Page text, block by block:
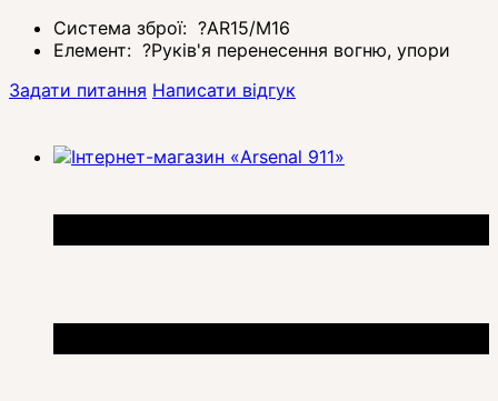
Система зброї: ?AR15/M16
Елемент: ?Руків'я перенесення вогню, упори
Задати питання Написати відгук